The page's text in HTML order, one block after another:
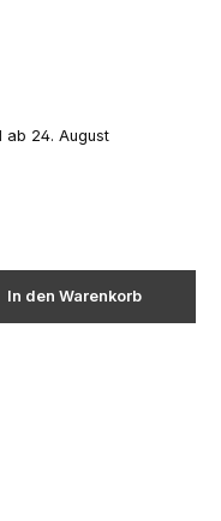
ab 24. August
In den Warenkorb